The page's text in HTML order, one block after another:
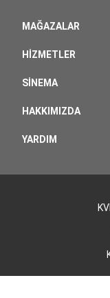
MAĞAZALAR
HIZMETLER
SINEMA
HAKKIMIZDA
YARDIM